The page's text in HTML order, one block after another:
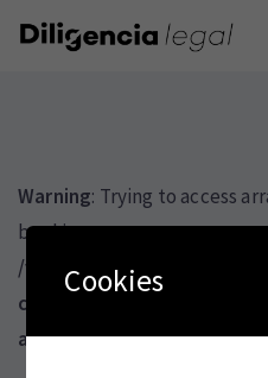
Warning: Trying to access
bool in
/var/www/vhosts/
content/themes/fortun/
addons.phpon line7648
Cookies